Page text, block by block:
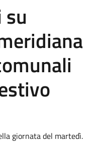
giornata del martedì.